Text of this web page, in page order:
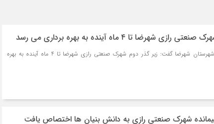
شهرضا تا ۴ ماه آینده به بهره برداری می رسد
سیناخبر- فرماندار شهرستان شهرضا گفت: زیر گذر دوم شهرک صنعتی رازی شهرضا تا 4 ماه آینده به بهره
شهرک صنعتی رازی به دانش بنیان ها اختصاص یافت